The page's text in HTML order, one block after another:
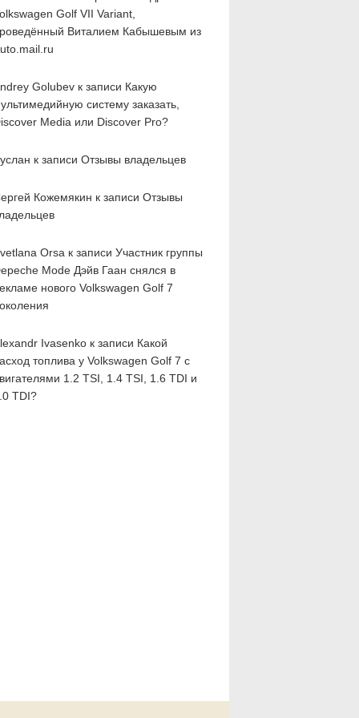
Golf VII Variant,
Виталием Кабышевым из
Golubev к записи Какую
систему заказать,
Media или Discover Pro?
к записи Отзывы владельцев
Кожемякин к записи Отзывы
Orsa к записи Участник группы
Mode Дэйв Гаан снялся в
нового Volkswagen Golf 7
Ivasenko к записи Какой
топлива у Volkswagen Golf 7 с
1.2 TSI, 1.4 TSI, 1.6 TDI и
TDI?